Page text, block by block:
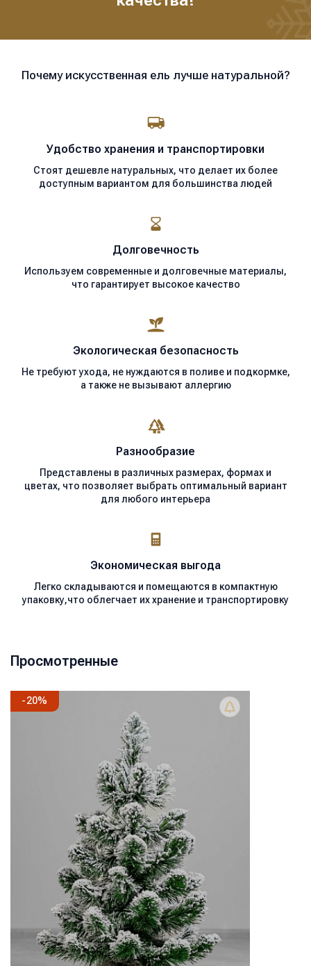
Почему искусственная ель лучше натуральной?
Удобство хранения и транспортировки
Стоят дешевле натуральных, что делает их более
доступным вариантом для большинства людей
Долговечность
Используем современные и долговечные материалы,
что гарантирует высокое качество
Экологическая безопасность
Не требуют ухода, не нуждаются в поливе и подкормке,
а также не вызывают аллергию
Разнообразие
Представлены в различных размерах, формах и
цветах, что позволяет выбрать оптимальный вариант
для любого интерьера
Экономическая выгода
Легко складываются и помещаются в компактную
упаковку,что облегчает их хранение и транспортировку
Просмотренные
-20%